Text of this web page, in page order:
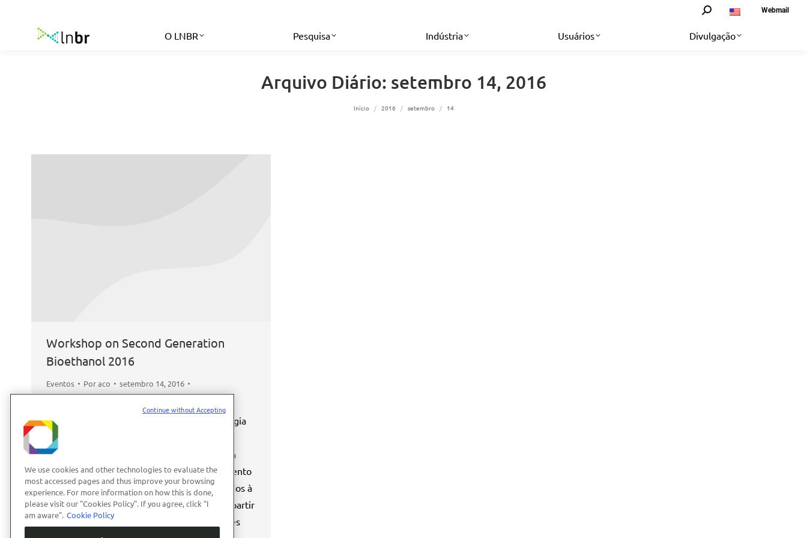
Search: Webmail
O LNBR Pesquisa Indústria Usuários Divulgação
Arquivo Diário: setembro 14, 2016
Você está aqui:
Início 2016 setembro 14
Workshop on Second Generation
Bioethanol 2016
Eventos Poraco
setembro 14, 2016
O Laboratório Nacional de Ciência e Tecnologia
do Bioetanol (CTBE) promove nos dias 30 de
novembro e 1 de dezembro o “Workshop on
Second Generation Bioethanol 2016” . O evento
tem como objetivo discutir temas relacionados à
produção de etanol 2G e outros produtos a partir
de biomassa vegetal. Neste ano, os seguintes
We use cookies and other technologies to evaluate the
most accessed pages and thus improve your browsing
experience. For more information on how this is done,
please visit our "Cookies Policy". If you agree, click "I
am aware". Cookie Policy
Continue without Accepting